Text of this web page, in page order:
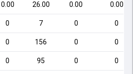
0.00 26.00 0.00 0.00
0 7 0 0
0 156 0 0
0 95 0 0